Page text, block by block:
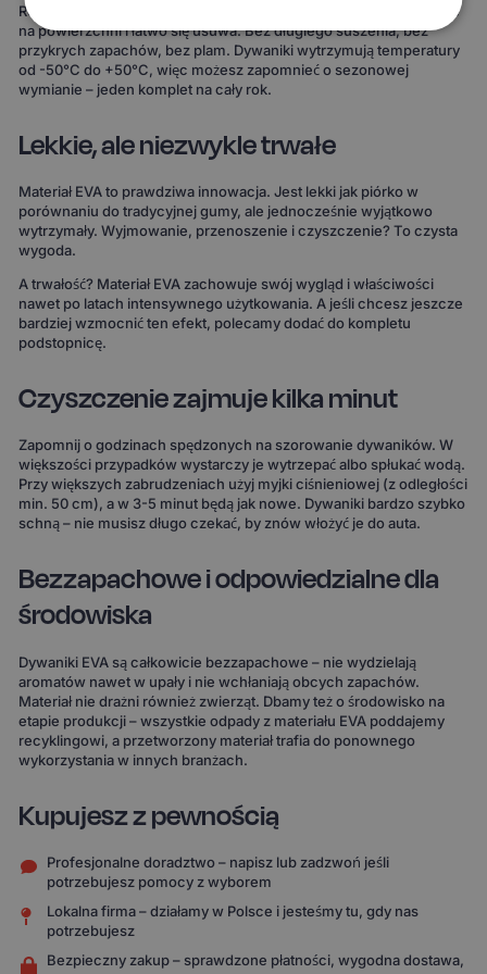
Rozlana kawa, błoto po deszczu, śnieg z butów – wszystko zostaje
na powierzchni i łatwo się usuwa. Bez długiego suszenia, bez
przykrych zapachów, bez plam. Dywaniki wytrzymują temperatury
od -50°C do +50°C, więc możesz zapomnieć o sezonowej
wymianie – jeden komplet na cały rok.
Lekkie, ale niezwykle trwałe
Materiał EVA to prawdziwa innowacja. Jest lekki jak piórko w
porównaniu do tradycyjnej gumy, ale jednocześnie wyjątkowo
wytrzymały. Wyjmowanie, przenoszenie i czyszczenie? To czysta
wygoda.
A trwałość? Materiał EVA zachowuje swój wygląd i właściwości
nawet po latach intensywnego użytkowania. A jeśli chcesz jeszcze
bardziej wzmocnić ten efekt, polecamy dodać do kompletu
podstopnicę.
Czyszczenie zajmuje kilka minut
Zapomnij o godzinach spędzonych na szorowanie dywaników. W
większości przypadków wystarczy je wytrzepać albo spłukać wodą.
Przy większych zabrudzeniach użyj myjki ciśnieniowej (z odległości
min. 50 cm), a w 3-5 minut będą jak nowe. Dywaniki bardzo szybko
schną – nie musisz długo czekać, by znów włożyć je do auta.
Bezzapachowe i odpowiedzialne dla
środowiska
Dywaniki EVA są całkowicie bezzapachowe – nie wydzielają
aromatów nawet w upały i nie wchłaniają obcych zapachów.
Materiał nie drażni również zwierząt. Dbamy też o środowisko na
etapie produkcji – wszystkie odpady z materiału EVA poddajemy
recyklingowi, a przetworzony materiał trafia do ponownego
wykorzystania w innych branżach.
Kupujesz z pewnością
Profesjonalne doradztwo – napisz lub zadzwoń jeśli
potrzebujesz pomocy z wyborem
Lokalna firma – działamy w Polsce i jesteśmy tu, gdy nas
potrzebujesz
Bezpieczny zakup – sprawdzone płatności, wygodna dostawa,